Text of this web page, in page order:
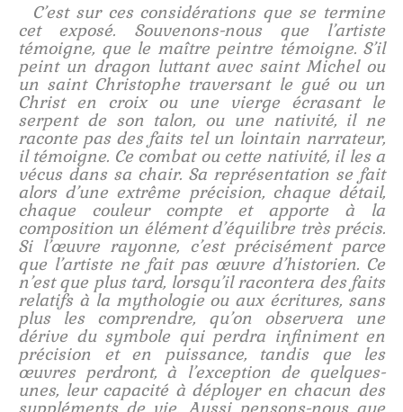
C’est sur ces considérations que se termine
cet exposé. Souvenons-nous que l’artiste
témoigne, que le maître peintre témoigne. S’il
peint un dragon luttant avec saint Michel ou
un saint Christophe traversant le gué ou un
Christ en croix ou une vierge écrasant le
serpent de son talon, ou une nativité, il ne
raconte pas des faits tel un lointain narrateur,
il témoigne. Ce combat ou cette nativité, il les a
vécus dans sa chair. Sa représentation se fait
alors d’une extrême précision, chaque détail,
chaque couleur compte et apporte à la
composition un élément d’équilibre très précis.
Si l’œuvre rayonne, c’est précisément parce
que l’artiste ne fait pas œuvre d’historien. Ce
n’est que plus tard, lorsqu’il racontera des faits
relatifs à la mythologie ou aux écritures, sans
plus les comprendre, qu’on observera une
dérive du symbole qui perdra infiniment en
précision et en puissance, tandis que les
œuvres perdront, à l’exception de quelques-
unes, leur capacité à déployer en chacun des
suppléments de vie. Aussi pensons-nous que